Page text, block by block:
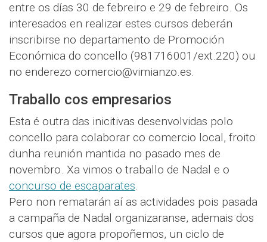
entre os días 30 de febreiro e 29 de febreiro. Os
interesados en realizar estes cursos deberán
inscribirse no departamento de Promoción
Económica do concello (981716001/ext.220) ou
no enderezo comercio@vimianzo.es.
Traballo cos empresarios
Esta é outra das inicitivas desenvolvidas polo
concello para colaborar co comercio local, froito
dunha reunión mantida no pasado mes de
novembro. Xa vimos o traballo de Nadal e o
concurso de escaparates.
Pero non rematarán aí as actividades pois pasada
a campaña de Nadal organizaranse, ademais dos
cursos que agora propoñemos, un ciclo de